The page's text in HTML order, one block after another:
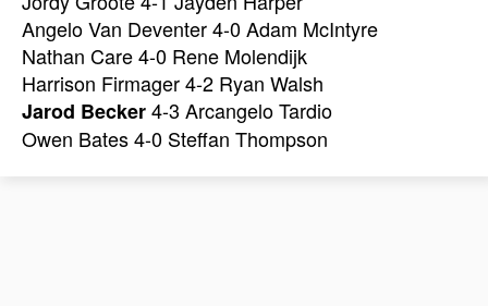
Angelo Van Deventer 4-0 Adam McIntyre
Nathan Care 4-0 Rene Molendijk
Harrison Firmager 4-2 Ryan Walsh
Jarod Becker4-3 Arcangelo Tardio
Owen Bates 4-0 Steffan Thompson